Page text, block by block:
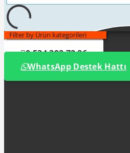
Filter by Ürün kategorileri
0 534 392 72 86
WhatsApp Destek Hattı